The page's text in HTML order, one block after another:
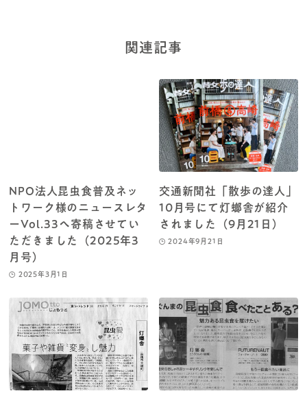
関連記事
NPO法人昆虫食普及ネッ
トワーク様のニュースレタ
ーVol.33へ寄稿させてい
ただきました（2025年3
月号）
2025年3月1日
交通新聞社「散歩の達人」
10月号にて灯螂舎が紹介
されました（9月21日）
2024年9月21日